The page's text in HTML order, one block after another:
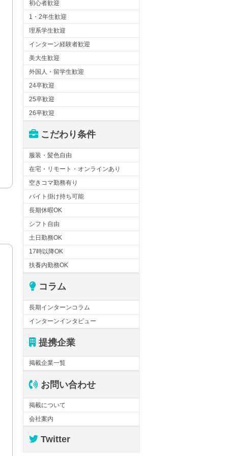
初心者歓迎
1・2年生歓迎
理系学生歓迎
インターン経験者歓迎
美大生歓迎
外国人・留学生歓迎
24卒歓迎
25卒歓迎
26卒歓迎
こだわり条件
服装・髪色自由
在宅・リモート・オンラインあり
空きコマ勤務有り
バイト掛け持ち可能
長期休暇OK
シフト自由
土日勤務OK
17時以降OK
扶養内勤務OK
コラム
長期インターンコラム
インターンインタビュー
提携企業
掲載企業一覧
お問い合わせ
掲載について
会社案内
Twitter